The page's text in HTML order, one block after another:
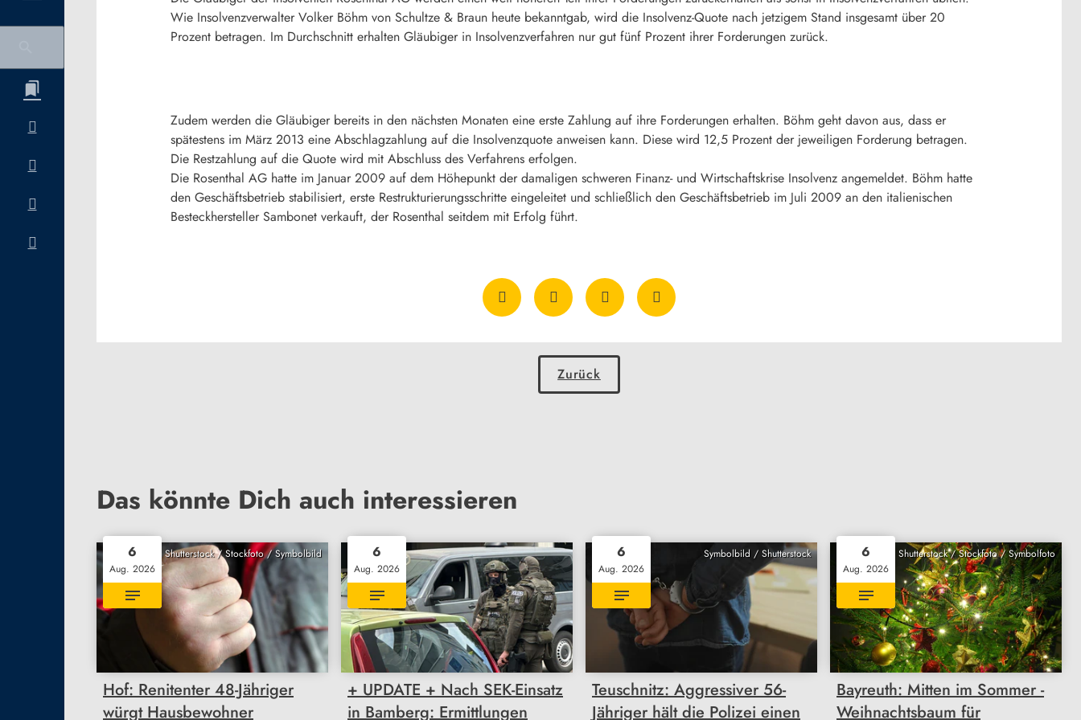
Wie Insolvenzverwalter Volker Böhm von Schultze & Braun heute bekanntgab, wird die Insolvenz-Quote nach jetzigem Stand insgesamt über 20
Prozent betragen. Im Durchschnitt erhalten Gläubiger in Insolvenzverfahren nur gut fünf Prozent ihrer Forderungen zurück.
Zudem werden die Gläubiger bereits in den nächsten Monaten eine erste Zahlung auf ihre Forderungen erhalten. Böhm geht davon aus, dass er
spätestens im März 2013 eine Abschlagzahlung auf die Insolvenzquote anweisen kann. Diese wird 12,5 Prozent der jeweiligen Forderung betragen.
Die Restzahlung auf die Quote wird mit Abschluss des Verfahrens erfolgen.
Die Rosenthal AG hatte im Januar 2009 auf dem Höhepunkt der damaligen schweren Finanz- und Wirtschaftskrise Insolvenz angemeldet. Böhm hatte
den Geschäftsbetrieb stabilisiert, erste Restrukturierungsschritte eingeleitet und schließlich den Geschäftsbetrieb im Juli 2009 an den italienischen
Besteckhersteller Sambonet verkauft, der Rosenthal seitdem mit Erfolg führt.
Zurück
Das könnte Dich auch interessieren
Shutterstock / Stockfoto / Symbolbild
6
Aug. 2026
Hof: Renitenter 48-Jähriger
würgt Hausbewohner
6
Aug. 2026
+ UPDATE + Nach SEK-Einsatz
in Bamberg: Ermittlungen
Symbolbild / Shutterstock
6
Aug. 2026
Teuschnitz: Aggressiver 56-
Jähriger hält die Polizei einen
Shutterstock / Stockfoto / Symbolfoto
6
Aug. 2026
Bayreuth: Mitten im Sommer -
Weihnachtsbaum für